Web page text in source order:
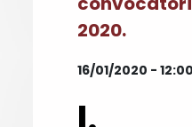
2020.
16/01/2020 - 12:00